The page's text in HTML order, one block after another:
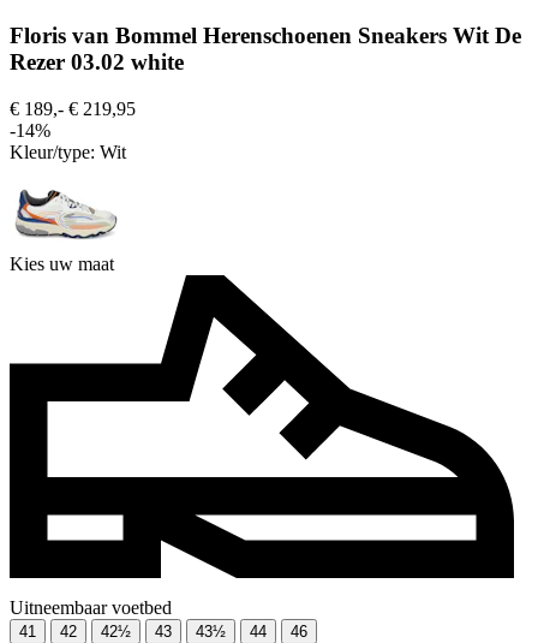
Floris van Bommel Herenschoenen Sneakers Wit De
Rezer 03.02 white
€ 189,- € 219,95
-14%
Kleur/type: Wit
Kies uw maat
Uitneembaar voetbed
41 42 42½ 43 43½ 44 46